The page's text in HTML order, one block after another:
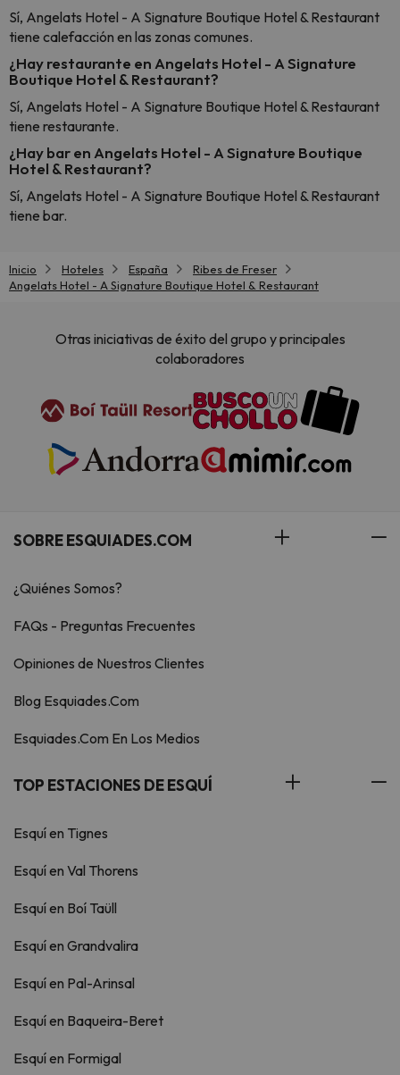
Sí, Angelats Hotel - A Signature Boutique Hotel & Restaurant
tiene calefacción en las zonas comunes.
¿Hay restaurante en Angelats Hotel - A Signature
Boutique Hotel & Restaurant?
Sí, Angelats Hotel - A Signature Boutique Hotel & Restaurant
tiene restaurante.
¿Hay bar en Angelats Hotel - A Signature Boutique
Hotel & Restaurant?
Sí, Angelats Hotel - A Signature Boutique Hotel & Restaurant
tiene bar.
Inicio Hoteles España
Ribes de Freser
Angelats Hotel - A Signature Boutique Hotel & Restaurant
Otras iniciativas de éxito del grupo y principales
colaboradores
SOBRE ESQUIADES.COM
¿Quiénes Somos?
FAQs - Preguntas Frecuentes
Opiniones de Nuestros Clientes
Blog Esquiades.Com
Esquiades.Com En Los Medios
TOP ESTACIONES DE ESQUÍ
Esquí en Tignes
Esquí en Val Thorens
Esquí en Boí Taüll
Esquí en Grandvalira
Esquí en Pal-Arinsal
Esquí en Baqueira-Beret
Esquí en Formigal